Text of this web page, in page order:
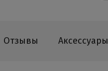
Отзывы Аксессуары